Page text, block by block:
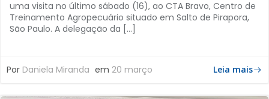
uma visita no último sábado (16), ao CTA Bravo, Centro de
Treinamento Agropecuário situado em Salto de Pirapora,
São Paulo. A delegação da […]
Por Daniela Miranda em 20 março Leia mais